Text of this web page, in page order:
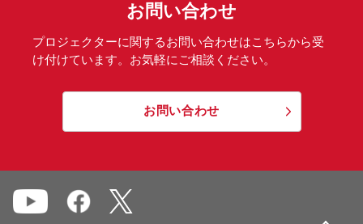
お問い合わせ
プロジェクターに関するお問い合わせはこちらから受
け付けています。お気軽にご相談ください。
お問い合わせ